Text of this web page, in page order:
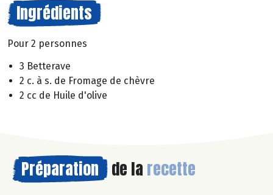
Ingrédients
Pour 2 personnes
3 Betterave
2 c. à s. de Fromage de chèvre
2 cc de Huile d'olive
Préparation de la recette